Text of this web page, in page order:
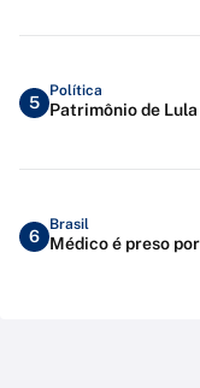
5
Política
Patrimônio de Lula
6
Brasil
Médico é preso